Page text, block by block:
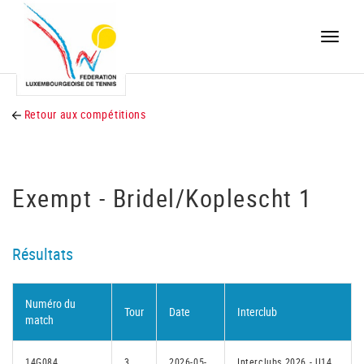
Toggle
Retour aux compétitions
Exempt - Bridel/Koplescht 1
Résultats
Numéro du
match
Tour Date Interclub